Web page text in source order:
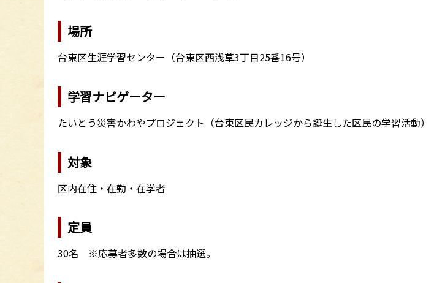
場所
台東区生涯学習センター（台東区西浅草3丁目25番16号）
学習ナビゲーター
たいとう災害かわやプロジェクト（台東区民カレッジから誕生した区民の学習活動）
対象
区内在住・在勤・在学者
定員
30名 ※応募者多数の場合は抽選。